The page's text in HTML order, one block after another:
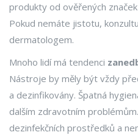
produkty od ověřených
Pokud nemáte jistotu,
dermatologem.
Mnoho lidí má tendenci
Nástroje by měly být vždy
a dezinfikovány. Špatná
dalším zdravotním
dezinfekčních prostředků a